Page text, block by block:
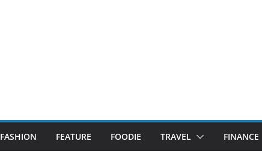
FASHION FEATURE FOODIE TRAVEL FINANCE